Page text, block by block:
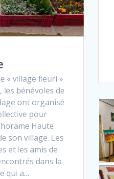
« village fleuri »
les bénévoles de
ont organisé
pour
Haute
son village. Les
et les amis de
dans la
qui a…